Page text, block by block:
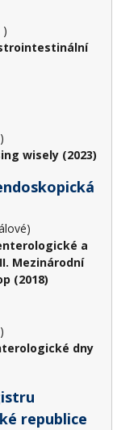
)
wisely (2023)
a
Mezinárodní
(2018)
dny
republice